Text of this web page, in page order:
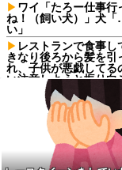
ワイ「たろー仕事行
ね！（飼い犬）」犬
い」
レストランで食事し
きなり後ろから髪を引
れ、子供が悪戯してる
い注意しようと振り向
たら耳元でハサミの音
妙に頭が軽くなったと
長男嫁が「お姉ちゃ
て」と電話してきた。
が、雪の中うちの息子
来ようとしたらしく...